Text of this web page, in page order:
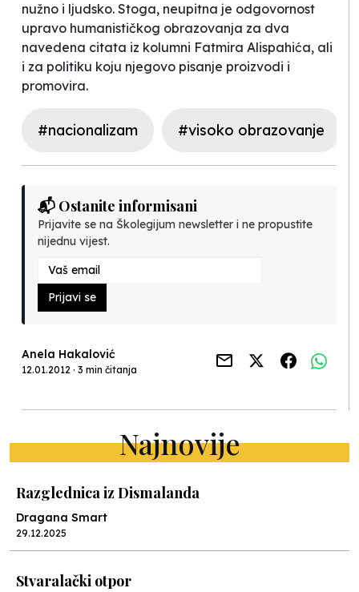
nužno i ljudsko. Stoga, neupitna je odgovornost
upravo humanističkog obrazovanja za dva
navedena citata iz kolumni Fatmira Alispahića, ali
i za politiku koju njegovo pisanje proizvodi i
promovira.
#nacionalizam #visoko obrazovanje
📬 Ostanite informisani
Prijavite se na Školegijum newsletter i ne propustite
nijednu vijest.
Prijavi se
Anela Hakalović
12.01.2012 · 3 min čitanja
Najnovije
Razglednica iz Dismalanda
Dragana Smart
29.12.2025
Stvaralački otpor